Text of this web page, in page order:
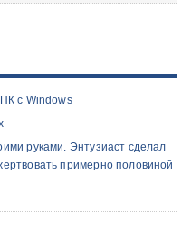
с Windows
руками. Энтузиаст сделал
примерно половиной